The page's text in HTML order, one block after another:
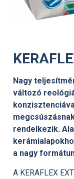
Nagy
változó
rendelkezik.
a nagy
A KERAFLEX